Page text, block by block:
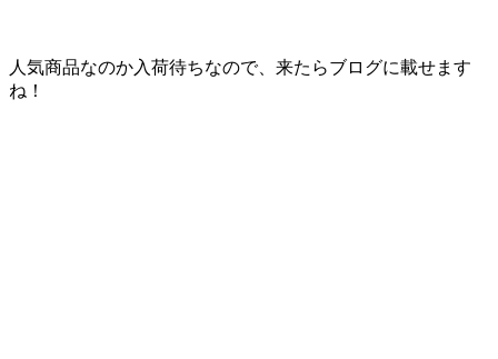
人気商品なのか入荷待ちなので、来たらブログに載せます
ね！